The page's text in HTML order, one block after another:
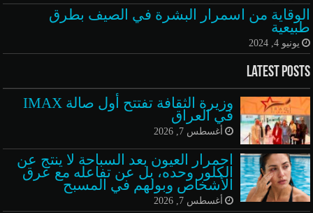
الوقاية من اسمرار البشرة في الصيف بطرق
طبيعية
يونيو 4, 2024
Latest Posts
وزيرة الثقافة تفتتح أول صالة IMAX
في العراق
أغسطس 7, 2026
احمرار العيون بعد السباحة لا ينتج عن
الكلور وحده، بل عن تفاعله مع عرق
الأشخاص وبولهم في المسبح
أغسطس 7, 2026